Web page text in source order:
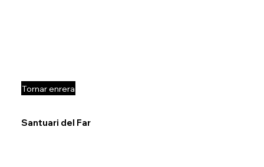
Santuari del Far
Tornar enrera